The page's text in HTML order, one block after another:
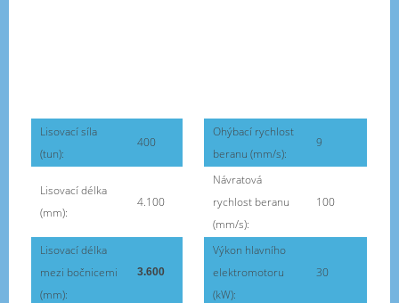
Lisovací síla
(tun):
400
Ohýbací rychlost
beranu (mm/s):
9
Lisovací délka
(mm):
4.100
Návratová
rychlost beranu
(mm/s):
100
Lisovací délka
mezi bočnicemi
(mm):
3.600
Výkon hlavního
elektromotoru
(kW):
30